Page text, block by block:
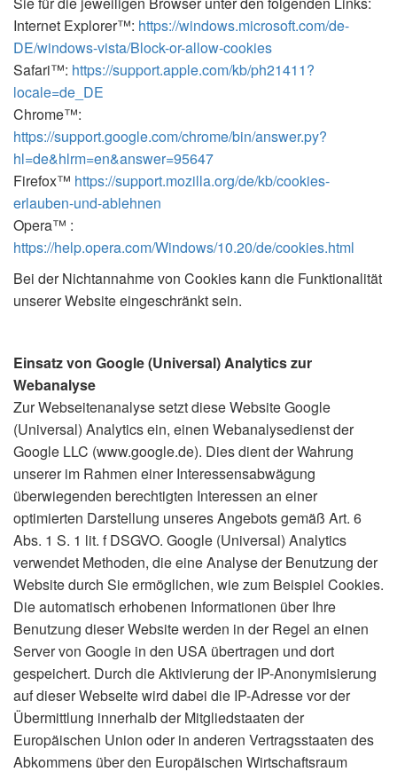
Internet Explorer™: https://windows.microsoft.com/de-
DE/windows-vista/Block-or-allow-cookies
Safari™: https://support.apple.com/kb/ph21411?
locale=de_DE
Chrome™:
https://support.google.com/chrome/bin/answer.py?
hl=de&hlrm=en&answer=95647
Firefox™ https://support.mozilla.org/de/kb/cookies-
erlauben-und-ablehnen
Opera™ :
https://help.opera.com/Windows/10.20/de/cookies.html
Bei der Nichtannahme von Cookies kann die Funktionalität
unserer Website eingeschränkt sein.
Einsatz von Google (Universal) Analytics zur
Webanalyse
Zur Webseitenanalyse setzt diese Website Google
(Universal) Analytics ein, einen Webanalysedienst der
Google LLC (www.google.de). Dies dient der Wahrung
unserer im Rahmen einer Interessensabwägung
überwiegenden berechtigten Interessen an einer
optimierten Darstellung unseres Angebots gemäß Art. 6
Abs. 1 S. 1 lit. f DSGVO. Google (Universal) Analytics
verwendet Methoden, die eine Analyse der Benutzung der
Website durch Sie ermöglichen, wie zum Beispiel Cookies.
Die automatisch erhobenen Informationen über Ihre
Benutzung dieser Website werden in der Regel an einen
Server von Google in den USA übertragen und dort
gespeichert. Durch die Aktivierung der IP-Anonymisierung
auf dieser Webseite wird dabei die IP-Adresse vor der
Übermittlung innerhalb der Mitgliedstaaten der
Europäischen Union oder in anderen Vertragsstaaten des
Abkommens über den Europäischen Wirtschaftsraum